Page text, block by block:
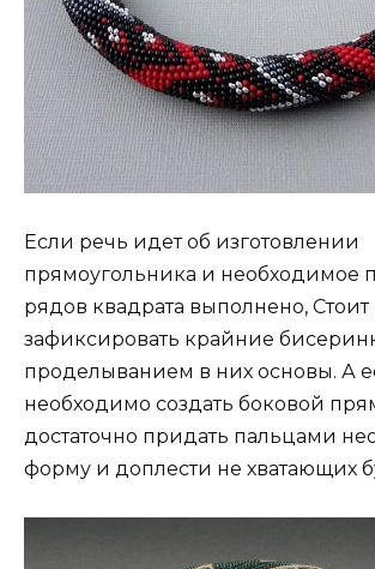
Если речь идет об изготовлении
прямоугольника и необходимое
рядов квадрата выполнено, Стоит
зафиксировать крайние
проделыванием в них основы. А
необходимо создать боковой
достаточно придать пальцами
форму и доплести не хватающих